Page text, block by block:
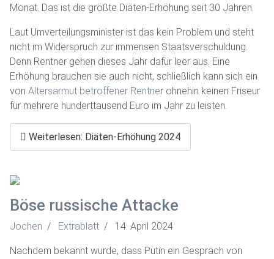
Monat. Das ist die größte Diäten-Erhöhung seit 30 Jahren.
Laut Umverteilungsminister ist das kein Problem und steht
nicht im Widerspruch zur immensen Staatsverschuldung.
Denn Rentner gehen dieses Jahr dafür leer aus. Eine
Erhöhung brauchen sie auch nicht, schließlich kann sich ein
von Altersarmut betroffener Rentner ohnehin keinen Friseur
für mehrere hunderttausend Euro im Jahr zu leisten.
Weiterlesen: Diäten-Erhöhung 2024
Böse russische Attacke
Jochen Extrablatt 14. April 2024
Nachdem bekannt wurde, dass Putin ein Gespräch von